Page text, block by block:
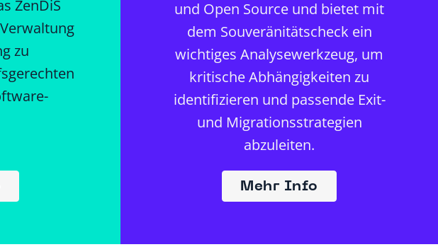
ZenDiS
zu
und Open Source und bietet mit
dem Souveränitätscheck ein
wichtiges Analysewerkzeug, um
kritische Abhängigkeiten zu
identifizieren und passende Exit-
und Migrationsstrategien
abzuleiten.
Mehr Info